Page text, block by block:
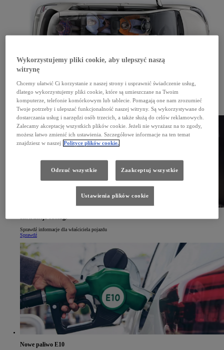
Moja Toyota
Zarejestruj się w systemie Moja Toyota, by zaktualizować mapy i pobrać instrukcję obsługi.
Sprawdź
Instrukcje obsługi
Sprawdź informacje dla właściciela pojazdu
Sprawdź
Nowe paliwo E10
Wykorzystujemy pliki cookie, aby ulepszyć naszą
witrynę
Chcemy ułatwić Ci korzystanie z naszej strony i usprawnić świadczenie usług,
dlatego wykorzystujemy pliki cookie, które są umieszczane na Twoim
komputerze, telefonie komórkowym lub tablecie. Pomagają one nam zrozumieć
Twoje potrzeby i ulepszać funkcjonalność naszej witryny. Są wykorzystywane do
dostarczania usług i narzędzi osób trzecich, a także służą do celów reklamowych.
Zalecamy akceptację wszystkich plików cookie. Jeżeli nie wyrażasz na to zgody,
możesz łatwo zmienić ich ustawienia. Szczegółowe informacje na ten temat
znajdziesz w naszej Polityce plików cookie.
Odrzuć wszystkie Zaakceptuj wszystkie
Ustawienia plików cookie